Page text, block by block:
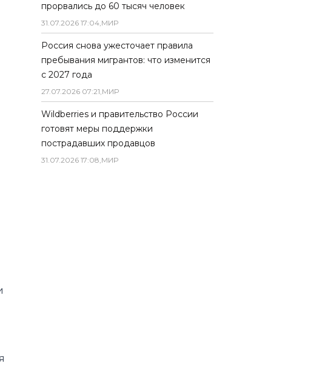
прорвались до 60 тысяч человек
31.07.2026 17:04,МИР
Россия снова ужесточает правила
пребывания мигрантов: что изменится
с 2027 года
27.07.2026 07:21,МИР
Wildberries и правительство России
готовят меры поддержки
пострадавших продавцов
31.07.2026 17:08,МИР